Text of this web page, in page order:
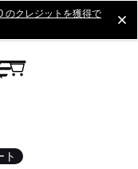
のクレジットを獲得で
ト